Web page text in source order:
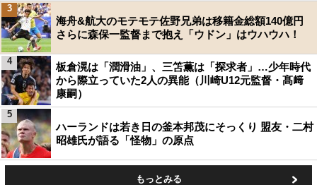
海舟&航大のモテモテ佐野兄弟は移籍金総額140億円
さらに森保一監督まで抱え「ウドン」はウハウハ！
3
板倉滉は「潤滑油」、三笘薫は「探求者」…少年時代
から際立っていた2人の異能（川崎U12元監督・髙﨑
康嗣）
4
ハーランドは若き日の釜本邦茂にそっくり 盟友・二村
昭雄氏が語る「怪物」の原点
5
もっとみる